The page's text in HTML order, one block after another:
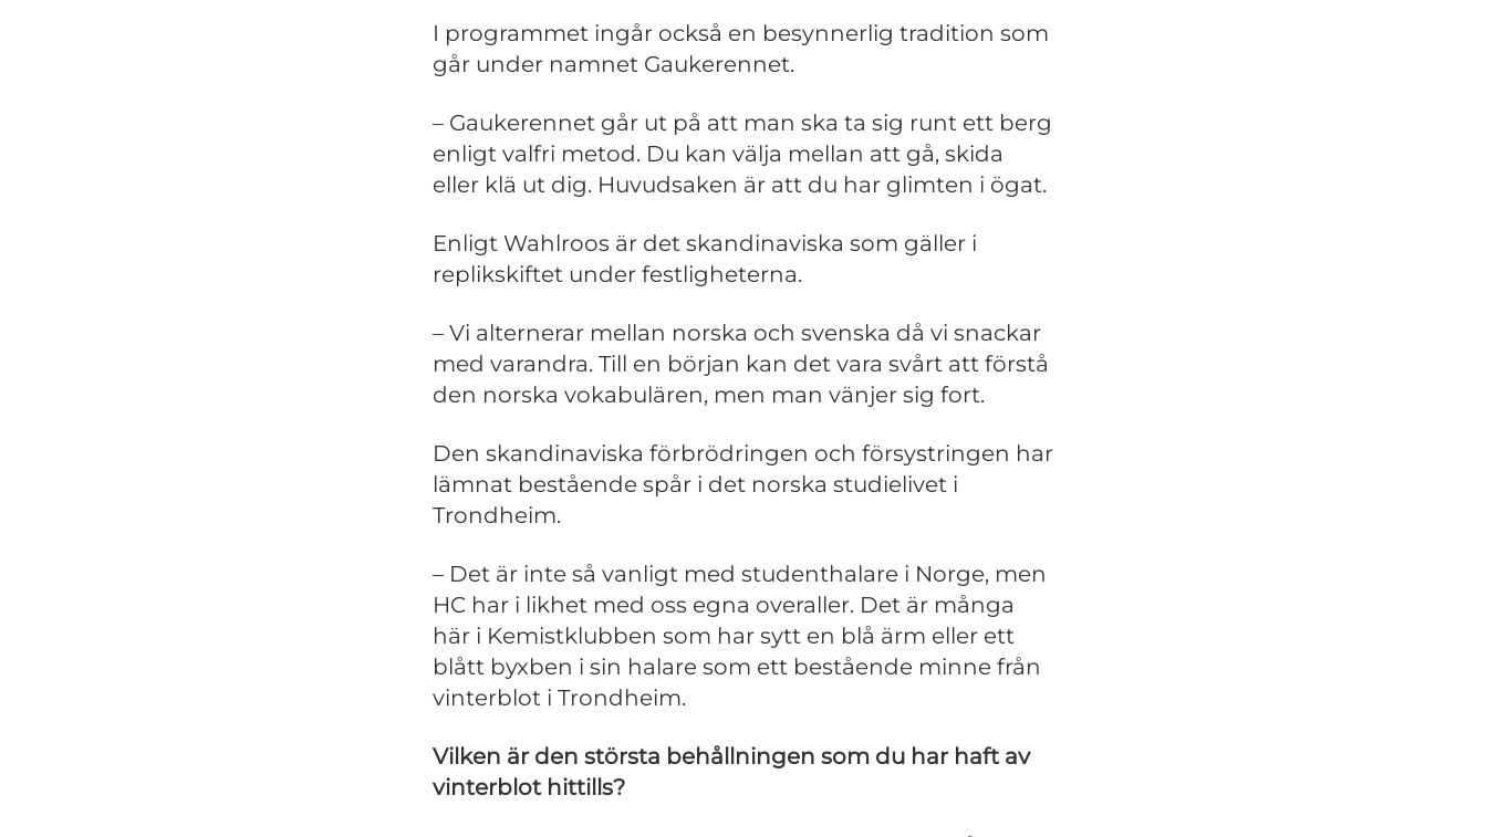
I programmet ingår också en besynnerlig tradition som
går under namnet Gaukerennet.
– Gaukerennet går ut på att man ska ta sig runt ett berg
enligt valfri metod. Du kan välja mellan att gå, skida
eller klä ut dig. Huvudsaken är att du har glimten i ögat.
Enligt Wahlroos är det skandinaviska som gäller i
replikskiftet under festligheterna.
– Vi alternerar mellan norska och svenska då vi snackar
med varandra. Till en början kan det vara svårt att förstå
den norska vokabulären, men man vänjer sig fort.
Den skandinaviska förbrödringen och försystringen har
lämnat bestående spår i det norska studielivet i
Trondheim.
– Det är inte så vanligt med studenthalare i Norge, men
HC har i likhet med oss egna overaller. Det är många
här i Kemistklubben som har sytt en blå ärm eller ett
blått byxben i sin halare som ett bestående minne från
vinterblot i Trondheim.
Vilken är den största behållningen som du har haft av
vinterblot hittills?